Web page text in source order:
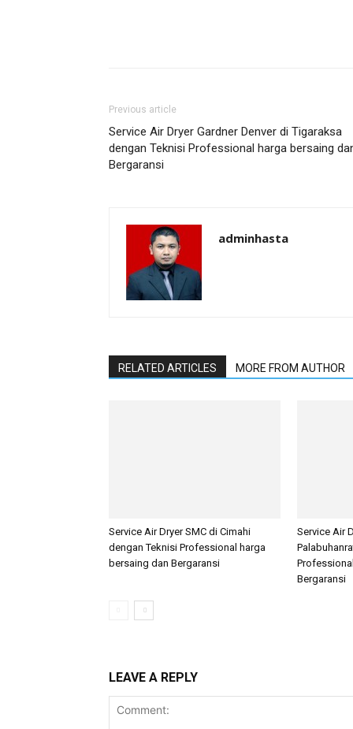
Previous article
Service Air Dryer Gardner Denver di Tigaraksa
dengan Teknisi Professional harga bersaing
Bergaransi
adminhasta
RELATED ARTICLES MORE FROM AUTHOR
Service Air Dryer SMC di Cimahi
dengan Teknisi Professional harga
bersaing dan Bergaransi
Service Air
Bergaransi
LEAVE A REPLY